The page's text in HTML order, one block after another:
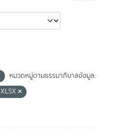
หมวดหมู่ตามธรรมาภิบาลข้อมูล:
XLSX